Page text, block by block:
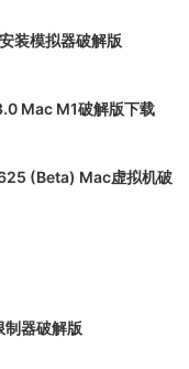
装模拟器破解版
Mac M1破解版下载
(Beta) Mac虚拟机破
器破解版